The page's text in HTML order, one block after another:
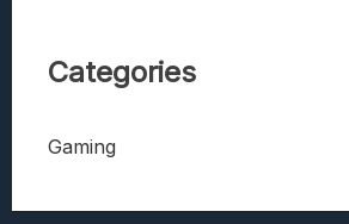
Categories
Gaming